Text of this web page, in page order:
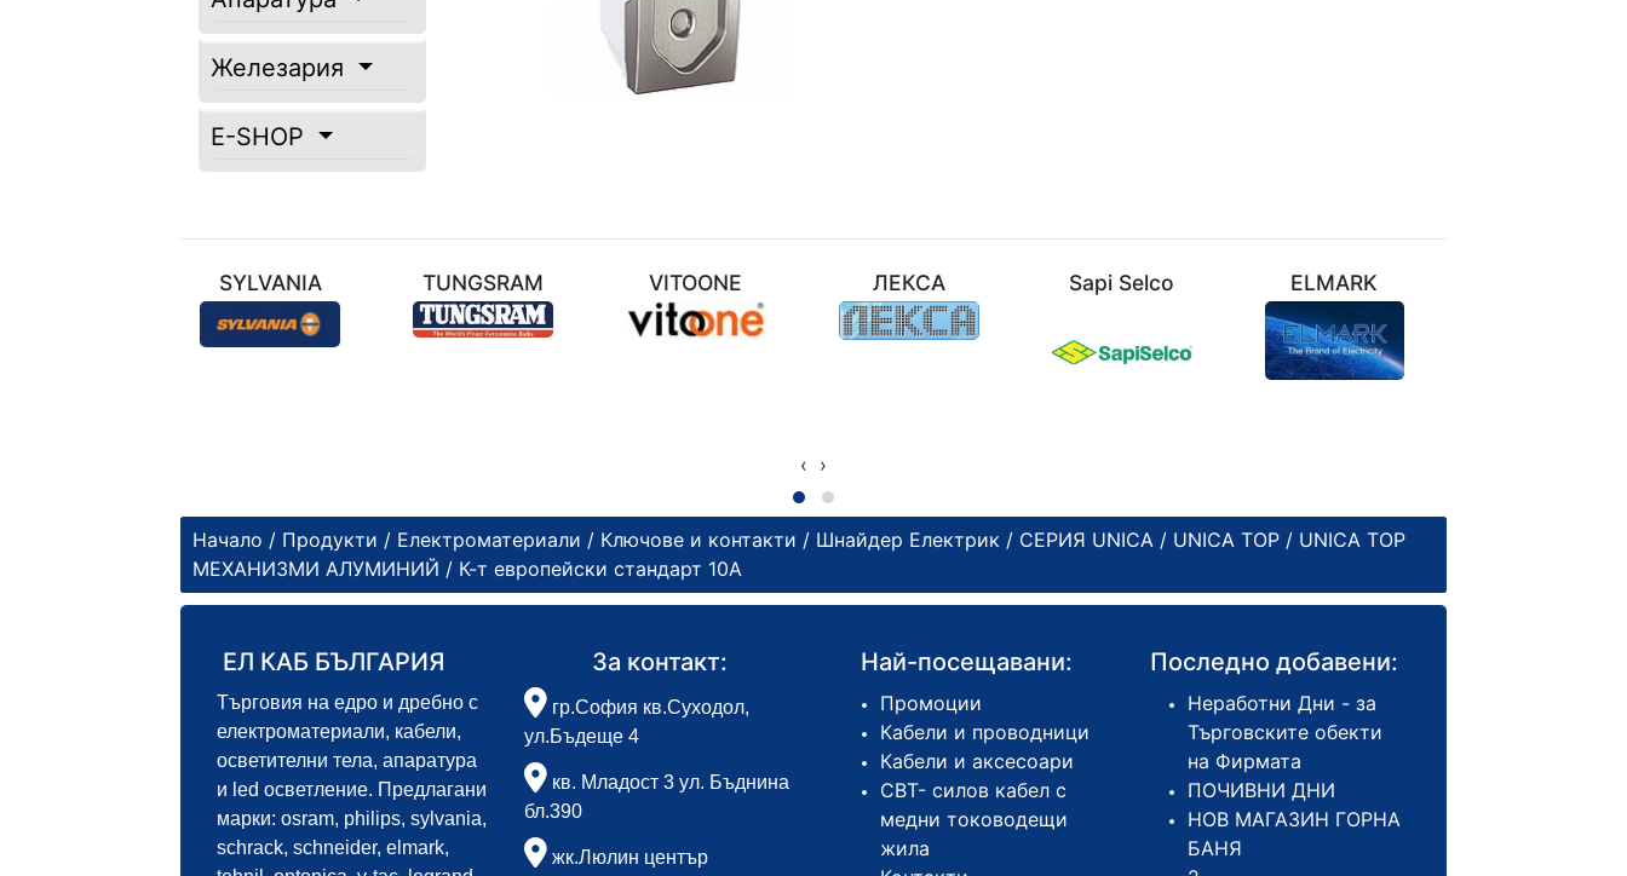
Железария
E-SHOP
SYLVANIA TUNGSRAM VITOONE ЛЕКСА Sapi Selco ELMARK
‹ ›
Начало / Продукти / Електроматериали / Ключове и контакти / Шнайдер Електрик / СЕРИЯ UNICA / UNICA TOP / UNICA TOP
МЕХАНИЗМИ АЛУМИНИЙ / К-т европейски стандарт 10А
ЕЛ КАБ БЪЛГАРИЯ
Търговия на едро и дребно с
електроматериали, кабели,
осветителни тела, апаратура
и led осветление. Предлагани
марки: osram, philips, sylvania,
schrack, schneider, elmark,
За контакт:
гр.София кв.Суходол,
ул.Бъдеще 4
кв. Младост 3 ул. Бъднина
бл.390
жк.Люлин център
Най-посещавани:
Промоции
Кабели и проводници
Кабели и аксесоари
СВТ- силов кабел с
медни тоководещи
жила
Последно добавени:
Неработни Дни - за
Търговските обекти
на Фирмата
ПОЧИВНИ ДНИ
НОВ МАГАЗИН ГОРНА
БАНЯ